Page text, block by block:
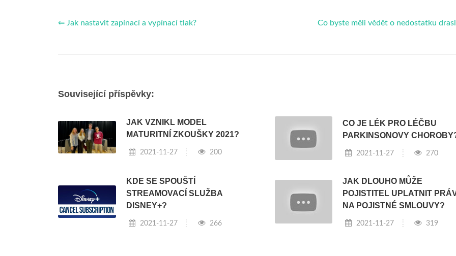
⇐ Jak nastavit zapínací a vypínací tlak? Co byste měli vědět o nedostatku
Související příspěvky:
JAK VZNIKL MODEL
MATURITNÍ ZKOUŠKY 2021?
2021-11-27 200
CO JE LÉK PRO LÉČBU
PARKINSONOVY
2021-11-27 270
KDE SE SPOUŠTÍ
STREAMOVACÍ SLUŽBA
DISNEY+?
2021-11-27 266
JAK DLOUHO MŮŽE
POJISTITEL UPLATNIT
NA POJISTNÉ SMLOUVY?
2021-11-27 319